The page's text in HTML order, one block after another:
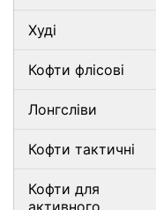
Худі
Кофти флісові
Лонгсліви
Кофти тактичні
Кофти для
активного